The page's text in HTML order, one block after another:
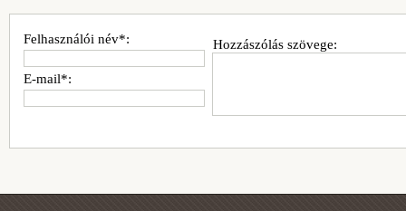
Hozzászólás szövege:
Felhasználói név*:
E-mail*: